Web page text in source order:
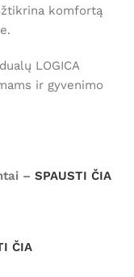
komfortą
LOGICA
ir gyvenimo
– SPAUSTI ČIA
ČIA